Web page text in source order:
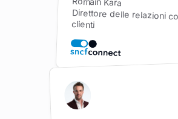
Direttore delle relazioni
clienti